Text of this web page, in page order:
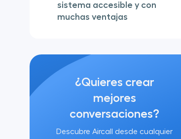
sistema accesible y con
muchas ventajas
¿Quieres crear
mejores
conversaciones?
Descubre Aircall desde cualquier